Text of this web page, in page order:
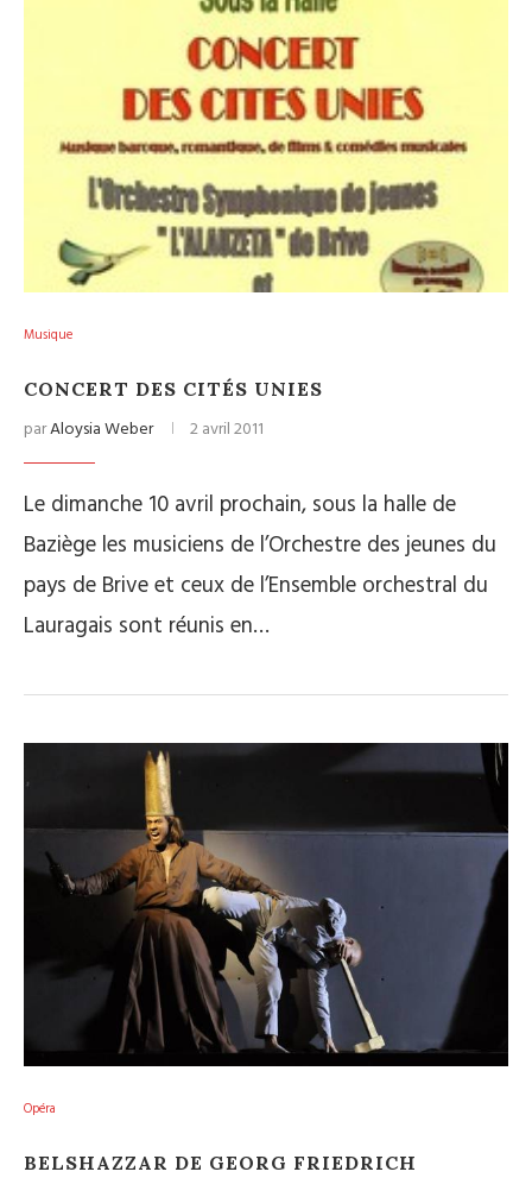
Musique
CONCERT DES CITÉS UNIES
parAloysia Weber 2 avril 2011
Le dimanche 10 avril prochain, sous la halle de
Baziège les musiciens de l’Orchestre des jeunes du
pays de Brive et ceux de l’Ensemble orchestral du
Lauragais sont réunis en…
Opéra
BELSHAZZAR DE GEORG FRIEDRICH